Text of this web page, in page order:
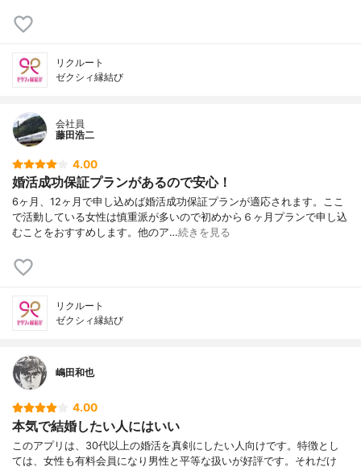
リクルート
ゼクシィ縁結び
会社員
藤田浩二
4.00
婚活成功保証プランがあるので安心！
6ヶ月、12ヶ月で申し込めば婚活成功保証プランが適応されます。ここ
で活動している女性は慎重派が多いので初めから６ヶ月プランで申し込
むことをおすすめします。他のア…続きを見る
リクルート
ゼクシィ縁結び
嶋田和也
4.00
本気で結婚したい人にはいい
このアプリは、30代以上の婚活を真剣にしたい人向けです。特徴とし
ては、女性も有料会員になり男性と平等な扱いが好評です。それだけ